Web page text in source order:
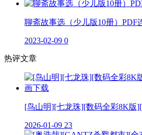
聊斋故事选（少儿版10册）PDF
2023-02-09 0
热评文章
[鸟山明][七龙珠][数码全彩8K版
2026-01-09 23